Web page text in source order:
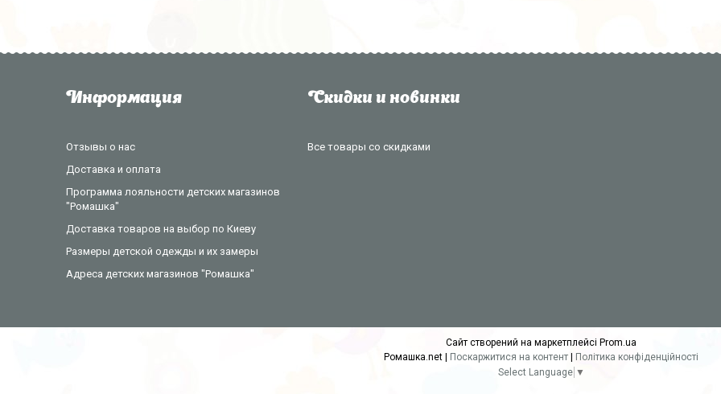
Информация
Отзывы о нас
Доставка и оплата
Программа лояльности детских магазинов
"Ромашка"
Доставка товаров на выбор по Киеву
Размеры детской одежды и их замеры
Адреса детских магазинов "Ромашка"
Скидки и новинки
Все товары со скидками
Сайт створений на маркетплейсі Prom.ua
Поскаржитися на контент
Політика конфіденційності
Select Language ▼